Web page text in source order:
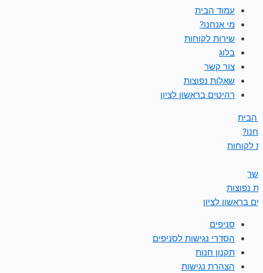
עמוד הבית
מי אנחנו?
שירות לקוחות
בלוג
צור קשר
שאלות נפוצות
רהיטים בראשון לציון
הבית
לקוחות
נפוצות
בראשון לציון
סניפים
הסדרי נגישות לסניפים
תקנון חנות
הצהרת נגישות